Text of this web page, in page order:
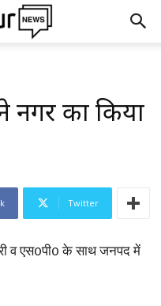
नगर का किया
Twitter
व एस0पी0 के साथ जनपद में